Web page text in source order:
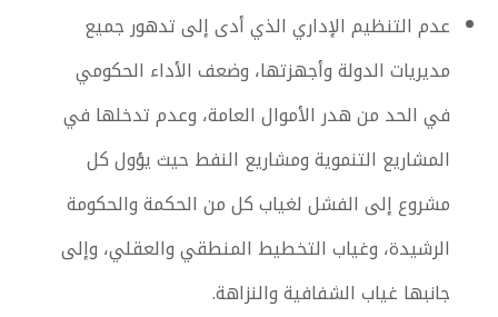
عدم التنظيم الإداري الذي أدى إلى تدهور جميع
مديريات الدولة وأجهزتها، وضعف الأداء الحكومي
في الحد من هدر الأموال العامة، وعدم تدخلها في
المشاريع التنموية ومشاريع النفط حيث يؤول كل
مشروع إلى الفشل لغياب كل من الحكمة والحكومة
الرشيدة، وغياب التخطيط المنطقي والعقلي، وإلى
جانبها غياب الشفافية والنزاهة.